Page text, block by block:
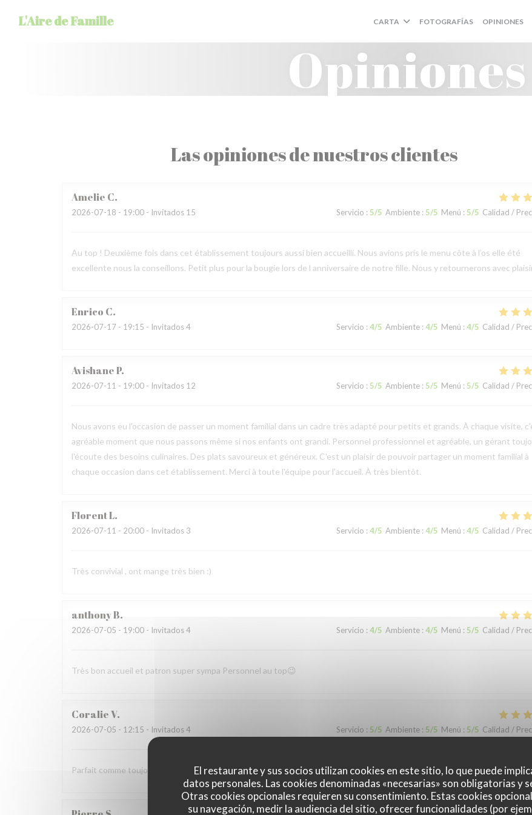
El restaurante y sus socios utilizan cookies en este sitio, lo que puede
datos personales. Las cookies denominadas «necesarias» son obligatorias y
Otras cookies opcionales requieren su consentimiento. Estas cookies
su navegación, medir la audiencia del sitio, ofrecer funcionalidades (por
L'Aire de Famille CARTA FOTOGRAFÍAS OPINIONES
Opiniones
Las opiniones de nuestros clientes
Amelie C
2026-07-18 - 19:00 - Invitados 15 Servicio : 5/5 Ambiente: 5/5 Menú : 5/5 Calidad /
Au top ! Deuxième fois dans cet établissement toujours aussi bien accueilli. Nous avions pris le menu côte à l’os elle été
excellente nous la conseillons. Petit plus pour la bougie lors de l anniversaire de notre fille. Nous y retournerons avec
Enrico C
2026-07-17 - 19:15 - Invitados 4 Servicio : 4/5 Ambiente: 4/5 Menú : 4/5 Calidad /
AvishaneP
2026-07-11 - 19:00 - Invitados 12 Servicio : 5/5 Ambiente: 5/5 Menú : 5/5 Calidad /
Nous avons eu l'occasion de passer un moment familial dans un cadre très adapté pour petits et grands. À chaque visite,
agréable moment que nous passons même si nos enfants ont grandi. Personnel professionnel et agréable, un gérant
l'écoute des besoins culinaires. Des plats savoureux et généreux. C'est un plaisir de pouvoir partager un moment familial à
chaque occasion dans cet établissement. Merci à toute l'équipe pour l'accueil. À très bientôt.
FlorentL
2026-07-11 - 20:00 - Invitados 3 Servicio : 4/5 Ambiente: 4/5 Menú : 4/5 Calidad /
Très convivial , ont mange très bien :)
anthonyB
2026-07-05 - 19:00 - Invitados 4 Servicio : 4/5 Ambiente: 4/5 Menú : 5/5 Calidad /
Très bon accueil et patron super sympa Personnel au top😉
CoralieV
2026-07-05 - 12:15 - Invitados 4 Servicio : 5/5 Ambiente: 5/5 Menú : 5/5 Calidad /
Parfait comme toujours !